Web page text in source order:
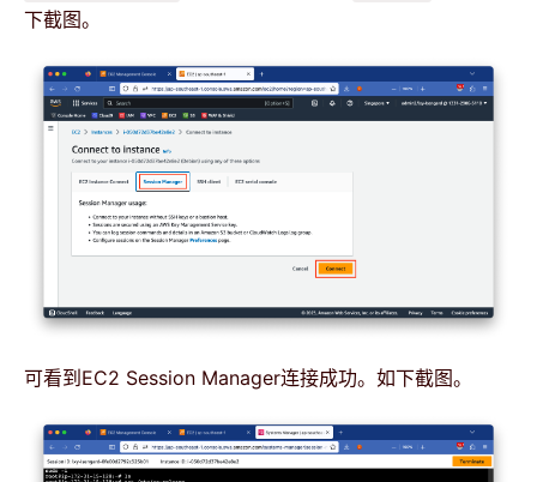
下截图。
可看到EC2 Session Manager连接成功。如下截图。